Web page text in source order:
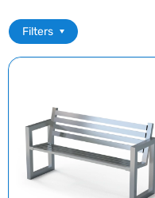
Filters